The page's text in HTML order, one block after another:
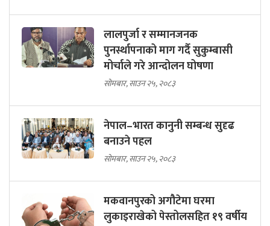
लालपुर्जा र सम्मानजनक
पुनर्स्थापनाको माग गर्दै सुकुम्बासी
मोर्चाले गरे आन्दोलन घोषणा
सोमबार, साउन २५, २०८३
नेपाल–भारत कानुनी सम्बन्ध सुदृढ
बनाउने पहल
सोमबार, साउन २५, २०८३
मकवानपुरको अगौटेमा घरमा
लुकाइराखेको पेस्तोलसहित १९ वर्षीय